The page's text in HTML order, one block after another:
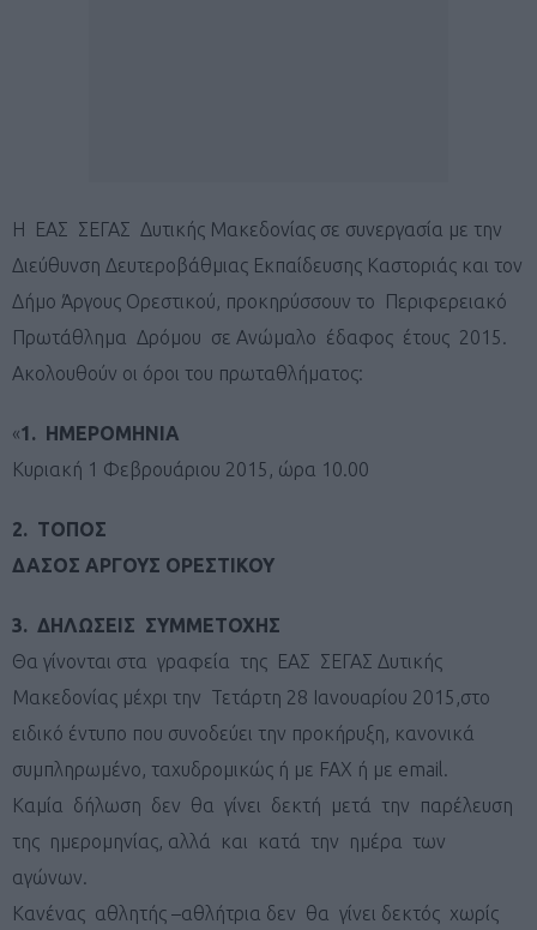
Η ΕΑΣ ΣΕΓΑΣ Δυτικής Μακεδονίας σε συνεργασία με την
Διεύθυνση Δευτεροβάθμιας Εκπαίδευσης Καστοριάς και τον
Δήμο Άργους Ορεστικού, προκηρύσσουν το Περιφερειακό
Πρωτάθλημα Δρόμου σε Ανώμαλο έδαφος έτους 2015.
Aκολουθούν οι όροι του πρωταθλήματος:
«1. ΗΜΕΡΟΜΗΝΙΑ
Κυριακή 1 Φεβρουάριου 2015, ώρα 10.00
2. ΤΟΠΟΣ
ΔΑΣΟΣ ΑΡΓΟΥΣ ΟΡΕΣΤΙΚΟΥ
3. ΔΗΛΩΣΕΙΣ ΣΥΜΜΕΤΟΧΗΣ
Θα γίνονται στα γραφεία της ΕΑΣ ΣΕΓΑΣ Δυτικής
Μακεδονίας μέχρι την Τετάρτη 28 Ιανουαρίου 2015,στο
ειδικό έντυπο που συνοδεύει την προκήρυξη, κανονικά
συμπληρωμένο, ταχυδρομικώς ή με FAX ή με email .
Καμία δήλωση δεν θα γίνει δεκτή μετά την παρέλευση
της ημερομηνίας, αλλά και κατά την ημέρα των
αγώνων.
Κανένας αθλητής –αθλήτρια δεν θα γίνει δεκτός χωρίς